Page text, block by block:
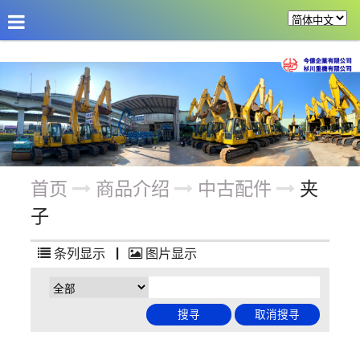
公司介绍 最新消息 改装机具
首页 商品介绍 中古配件
夹
子
条列显示 | 图片显示